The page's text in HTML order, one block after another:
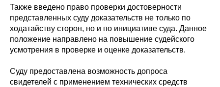
Также введено право проверки достоверности
представленных суду доказательств не только по
ходатайству сторон, но и по инициативе суда. Данное
положение направлено на повышение судейского
усмотрения в проверке и оценке доказательств.
Суду предоставлена возможность допроса
свидетелей с применением технических средств